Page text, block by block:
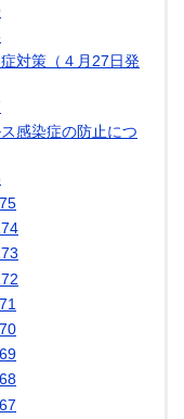
対策（４月27日発
感染症の防止につ